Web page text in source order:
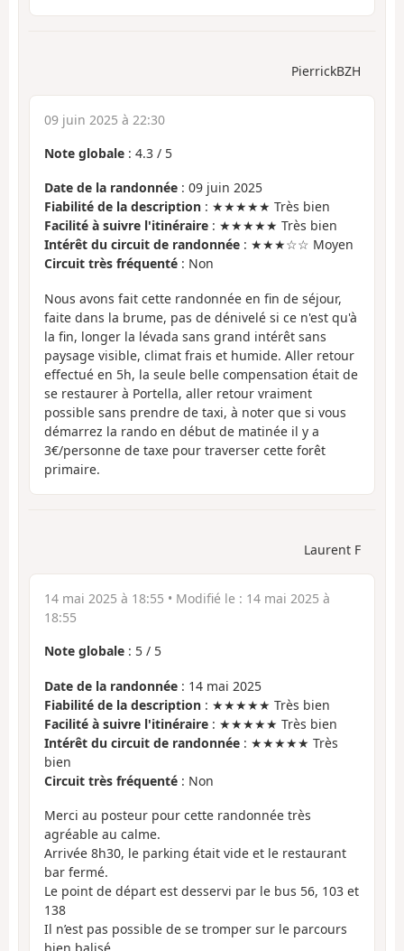
PierrickBZH
09 juin 2025 à 22:30
Note globale : 4.3 / 5
Date de la randonnée : 09 juin 2025
Fiabilité de la description : ★★★★★ Très bien
Facilité à suivre l'itinéraire : ★★★★★ Très bien
Intérêt du circuit de randonnée : ★★★☆☆ Moyen
Circuit très fréquenté : Non
Nous avons fait cette randonnée en fin de séjour,
faite dans la brume, pas de dénivelé si ce n'est qu'à
la fin, longer la lévada sans grand intérêt sans
paysage visible, climat frais et humide. Aller retour
effectué en 5h, la seule belle compensation était de
se restaurer à Portella, aller retour vraiment
possible sans prendre de taxi, à noter que si vous
démarrez la rando en début de matinée il y a
3€/personne de taxe pour traverser cette forêt
primaire.
Laurent F
14 mai 2025 à 18:55 • Modifié le : 14 mai 2025 à
18:55
Note globale : 5 / 5
Date de la randonnée : 14 mai 2025
Fiabilité de la description : ★★★★★ Très bien
Facilité à suivre l'itinéraire : ★★★★★ Très bien
Intérêt du circuit de randonnée : ★★★★★ Très
bien
Circuit très fréquenté : Non
Merci au posteur pour cette randonnée très
agréable au calme.
Arrivée 8h30, le parking était vide et le restaurant
bar fermé.
Le point de départ est desservi par le bus 56, 103 et
138
Il n’est pas possible de se tromper sur le parcours